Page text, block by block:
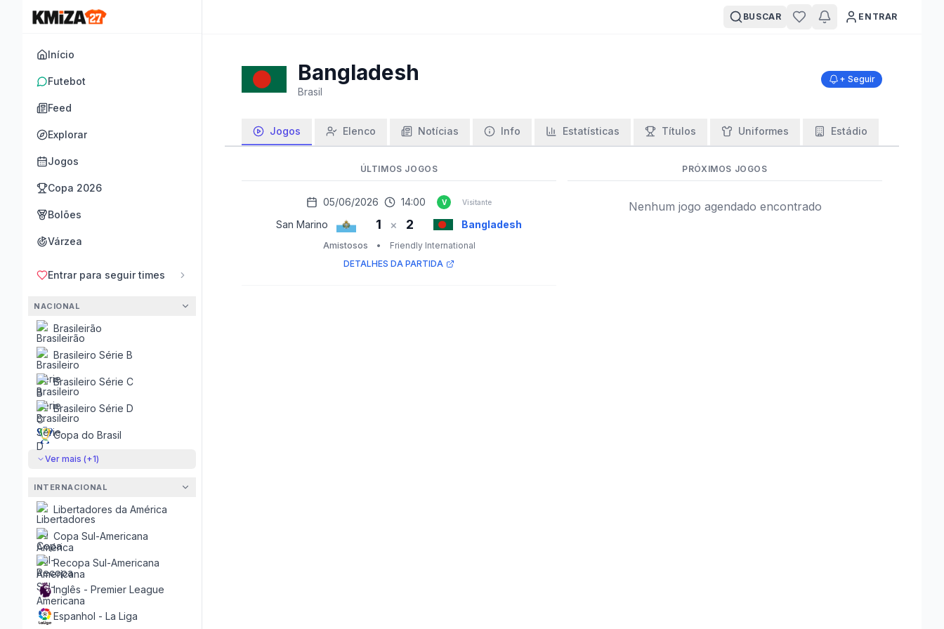
Início
Futebot
Feed
Explorar
Jogos
Copa 2026
Bolões
Várzea
Entrar para seguir times
NACIONAL
Brasileirão
Brasileiro Série B
Brasileiro Série C
Brasileiro Série D
Copa do Brasil
Ver mais (+1)
INTERNACIONAL
Libertadores da América
Copa Sul-Americana
Recopa Sul-Americana
Inglês - Premier League
Espanhol - La Liga
BUSCAR ENTRAR
Bangladesh
Brasil
+ Seguir
Jogos Elenco Notícias Info Estatísticas Títulos Uniformes Estádio
ÚLTIMOS JOGOS
05/06/2026 14:00 V Visitante
San Marino 1 × 2 Bangladesh
Amistosos •
Friendly International
DETALHES DA PARTIDA
PRÓXIMOS JOGOS
Nenhum jogo agendado encontrado